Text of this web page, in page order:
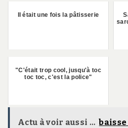
Il était une fois la pâtisserie
"C'était trop cool, jusqu'à toc
toc toc, c'est la police"
Actu à voir aussi ... baisse